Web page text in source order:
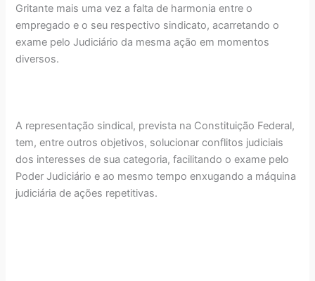
Gritante mais uma vez a falta de harmonia entre o
empregado e o seu respectivo sindicato, acarretando o
exame pelo Judiciário da mesma ação em momentos
diversos.
A representação sindical, prevista na Constituição Federal,
tem, entre outros objetivos, solucionar conflitos judiciais
dos interesses de sua categoria, facilitando o exame pelo
Poder Judiciário e ao mesmo tempo enxugando a máquina
judiciária de ações repetitivas.